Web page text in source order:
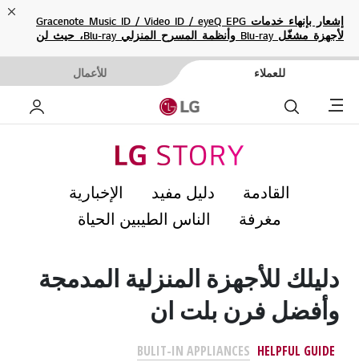
إشعار بإنهاء خدمات Gracenote Music ID / Video ID / eyeQ EPG
لأجهزة مشغّل Blu-ray وأنظمة المسرح المنزلي Blu-ray، حيث لن
للعملاء للأعمال
Menu
القادمة دليل مفيد
الإخبارية
مغرفة
الناس الطيبين الحياة
دليلك للأجهزة المنزلية المدمجة
وأفضل فرن بلت ان
HELPFUL GUIDE
BULIT-IN APPLIANCES